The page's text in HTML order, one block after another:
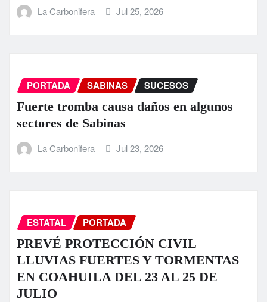
La Carbonifera Jul 25, 2026
PORTADA SABINAS SUCESOS
Fuerte tromba causa daños en algunos
sectores de Sabinas
La Carbonifera Jul 23, 2026
ESTATAL PORTADA
PREVÉ PROTECCIÓN CIVIL
LLUVIAS FUERTES Y TORMENTAS
EN COAHUILA DEL 23 AL 25 DE
JULIO